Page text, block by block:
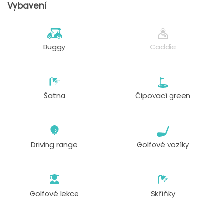
Vybavení
Buggy Caddie
Šatna Čipovací green
Driving range Golfové vozíky
Golfové lekce Skříňky